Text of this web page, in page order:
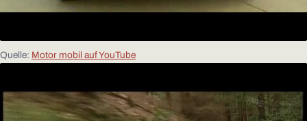
Quelle: Motor mobil auf YouTube